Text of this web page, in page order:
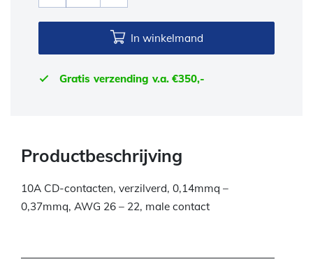
In winkelmand
Gratis verzending v.a. €350,-
Productbeschrijving
10A CD-contacten, verzilverd, 0,14mmq –
0,37mmq, AWG 26 – 22, male contact